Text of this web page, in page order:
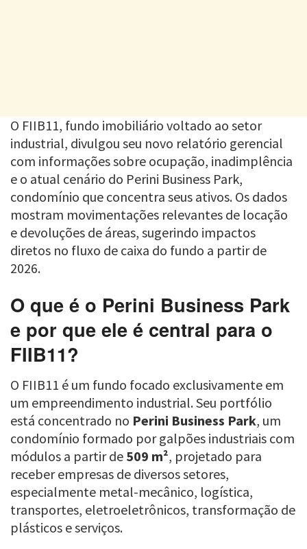
O FIIB11, fundo imobiliário voltado ao setor
industrial, divulgou seu novo relatório gerencial
com informações sobre ocupação, inadimplência
e o atual cenário do Perini Business Park,
condomínio que concentra seus ativos. Os dados
mostram movimentações relevantes de locação
e devoluções de áreas, sugerindo impactos
diretos no fluxo de caixa do fundo a partir de
2026.
O que é o Perini Business Park
e por que ele é central para o
FIIB11?
O FIIB11 é um fundo focado exclusivamente em
um empreendimento industrial. Seu portfólio
está concentrado no Perini Business Park, um
condomínio formado por galpões industriais com
módulos a partir de 509 m², projetado para
receber empresas de diversos setores,
especialmente metal-mecânico, logística,
transportes, eletroeletrônicos, transformação de
plásticos e serviços.